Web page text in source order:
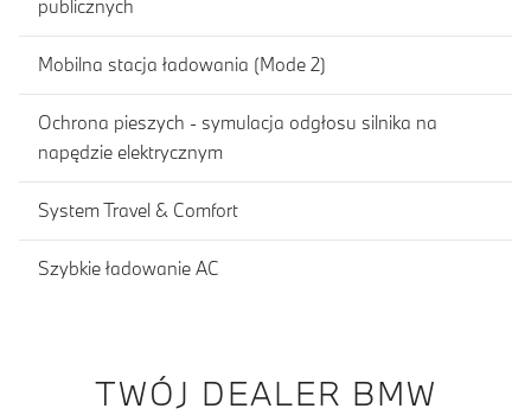
publicznych
Mobilna stacja ładowania (Mode 2)
Ochrona pieszych - symulacja odgłosu silnika na
napędzie elektrycznym
System Travel & Comfort
Szybkie ładowanie AC
TWÓJ DEALER BMW